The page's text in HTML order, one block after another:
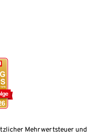
Mehrwertsteuer und